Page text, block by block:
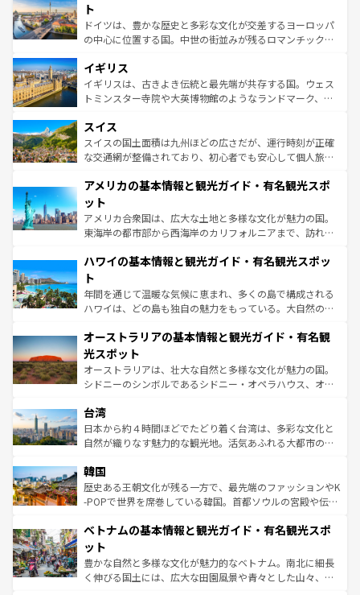
ンテンツ一覧 を参照してほしい。
聖堂、美しいビーチ、そして豊かな自然が、訪れる者を心
から魅了する。また、フランスは美食の国としても知ら
れ、フランス料理はユネスコ無形文化遺産にも登録されて
香り高いラベンダー畑など、多彩な楽しみ方が可能だ。さ
らに、パリ以外の地域にも魅力が溢れており、どの街角に
も豊かな歴史と文化が息づいている。パリ以外の個性あふ
を参照してほしい。
ト
ドイツは、豊かな歴史と多彩な文化が交差するヨーロッパ
の中心に位置する国。中世の街並みが残るロマンチック街
顔を持つこの国は、どこを歩いても飽きることがない。ベ
ルリンの文化的活気、バイエルン州のアルプスの絶景、そ
してライン川沿いのワイン畑といった風景は必見。ビール
は、お酒好きな人にはぜひ体験してほしい。 なお、新着の
ドイツ情報はコンテンツ一覧を参照してほしい。
イギリス
イギリスは、古きよき伝統と最先端が共存する国。ウェス
トミンスター寺院や大英博物館のようなランドマーク、歴
リアごとに異なる魅力がある。また、優雅なアフタヌーン
ティー、ビール好きにはたまらない英国パブ、サッカー観
戦など、本場だからこそできる体験も豊富。イギリスを旅
ンツ一覧を参照してほしい。
スイス
スイスの国土面積は九州ほどの広さだが、運行時刻が正確
な交通網が整備されており、初心者でも安心して個人旅行
の建物がそのまま残る町や、スイスならではのユニークな
博物館もあり、アルプス観光だけでなく町歩きも満喫する
ことができる。国民の所得が高いため物価も高いが、旅行
者向けの交通パス提供のサービスもあり、うまく活用すれ
着のスイス情報はコンテンツ一覧を参照してほしい。
アメリカの基本情報と観光ガイド・有名観光スポ
ット
アメリカ合衆国は、広大な土地と多様な文化が魅力の国。
東海岸の都市部から西海岸のカリフォルニアまで、訪れる
のような巨大都市は、観光、ショッピング、エンターテイ
ンメントが詰まった刺激的なスポットだ。一方、アメリカ
西部には大自然が広がり、グランドキャニオンやイエロー
ストーン国立公園といった絶景が堪能できる。さらに、南
文化が魅力。旅行者はアメリカの各地域で異なる魅力を楽
しみながら、その多様性と豊かな歴史を感じることができ
るだろう。車でのロードトリップや列車の旅も、アメリカ
ならではの贅沢な旅のスタイルだ。 なお、新着のアメリカ
情報は コンテンツ一覧 を参照してほしい。
ハワイの基本情報と観光ガイド・有名観光スポッ
ト
年間を通じて温暖な気候に恵まれ、多くの島で構成される
ハワイは、どの島も独自の魅力をもっている。大自然の神
ワイ島は見逃せない。また、定番の観光地といえばオアフ
島だが、静かな自然を求めるならマウイ島やカウアイ島が
おすすめ。エメラルドグリーンに輝く海をはじめ、豊かな
文化や歴史が息づいている。「アロハスピリット」と呼ば
人々、おいしいローカルフードやハワイアンミュージッ
ク、伝統的なフラダンスなど、すべてがハワイの魅力を彩
っている。訪れるたびに新しい発見と感動が待っているハ
はコンテンツ一覧
オーストラリアの基本情報と観光ガイド・有名観
光スポット
オーストラリアは、壮大な自然と多様な文化が魅力の国。
シドニーのシンボルであるシドニー・オペラハウス、オー
リアリーフや大陸中央部にそびえるウルル（エアーズロッ
ク）、タスマニアの美しい原生林やケアンズの熱帯雨林な
ど、見どころがたくさん。また、カフェやワイン、オージ
いる。アクティビティも充実しており、サーフィンやダイ
ビング、ハイキングなど、アウトドア好きにはたまらな
い。オーストラリアの多彩な魅力を存分に味わいつくそ
参照してほしい。
台湾
日本から約４時間ほどでたどり着く台湾は、多彩な文化と
自然が織りなす魅力的な観光地。活気あふれる大都市の台
ン）、静ひつな山岳地帯である台湾東部など、都市の喧騒
と山間の静けさが共存しており、訪れる人に新しい発見と
驚きをもたらしてくれる。また、奥深い台湾の食文化も魅
容にもいいと評判のスイーツなど、バラエティ豊かな料理
照してほしい。
韓国
歴史ある王朝文化が残る一方で、最先端のファッションやK
-POPで世界を席巻している韓国。首都ソウルの宮殿や伝統
き、地方に足を延ばせば四季折々の自然美を楽しむことが
できる。そして、キムチや焼肉、絶品のストリートフード
まで、さまざまな韓国料理が待っている。夜には、韓国な
らではのナイトライフも堪能できる。あたたかいホスピタ
ベトナムの基本情報と観光ガイド・有名観光スポ
ット
豊かな自然と多様な文化が魅力的なベトナム。南北に細長
く伸びる国土には、広大な田園風景や青々とした山々、世